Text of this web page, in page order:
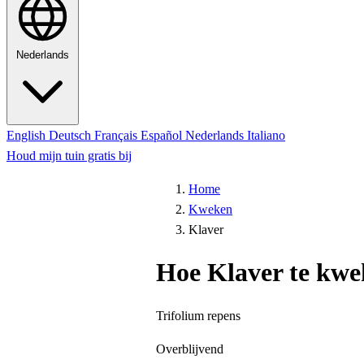
Nederlands
English Deutsch Français Español Nederlands Italiano
Houd mijn tuin gratis bij
Home
Kweken
Klaver
Hoe Klaver te
Trifolium repens
Overblijvend